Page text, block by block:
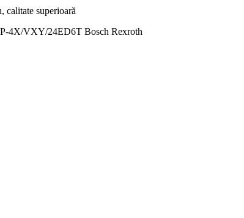
4X/VXY/24ED6T Bosch Rexroth